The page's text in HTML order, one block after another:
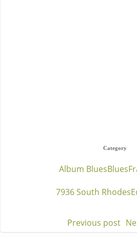
Category
Album BluesBlues
7936 South Rhodes
Post
Previous post